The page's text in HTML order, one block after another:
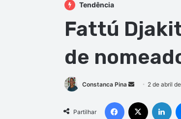
Tendência
Fattú
de
Constanca Pina
Mande
e-
2 de abril
Partilhar
Facebook